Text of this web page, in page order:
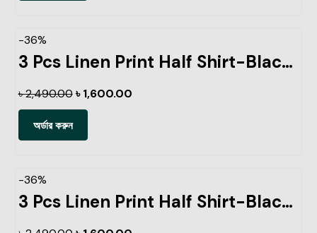
-36%
3 Pcs Linen Print Half Shirt-Black+Sky+Lemon
৳2,490.00 ৳1,600.00
অর্ডার করুন
-36%
3 Pcs Linen Print Half Shirt-Black+Sky+Pest